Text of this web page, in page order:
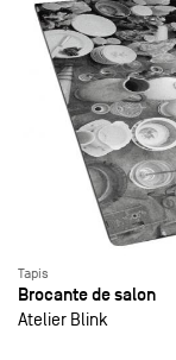
Tapis
Brocante de salon
Atelier Blink